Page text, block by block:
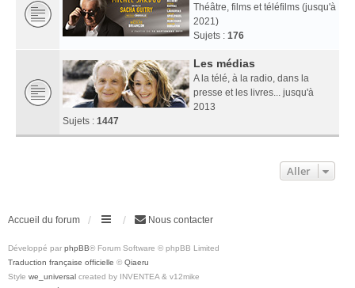
Théâtre, films et téléfilms (jusqu'à
2021)
Sujets : 176
Les médias
A la télé, à la radio, dans la
presse et les livres... jusqu'à
2013
Sujets : 1447
Aller
Accueil du forum Nous contacter
Développé par phpBB® Forum Software © phpBB Limited
Traduction française officielle © Qiaeru
Style we_universal created by INVENTEA & v12mike